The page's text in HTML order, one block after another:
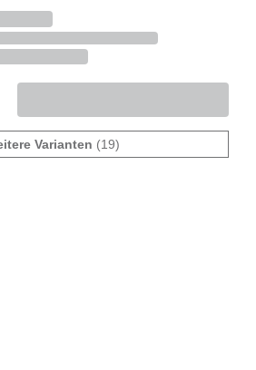
Varianten (19)